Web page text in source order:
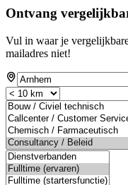
Ontvang
Vul in waar je
mailadres niet!